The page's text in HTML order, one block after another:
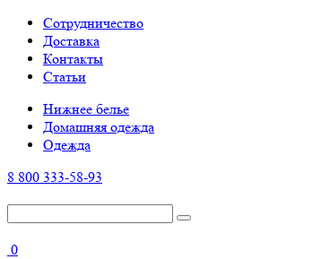
Cотрудничество
Доставка
Контакты
Статьи
Нижнее белье
Домашняя одежда
Одежда
8 800 333-58-93
0